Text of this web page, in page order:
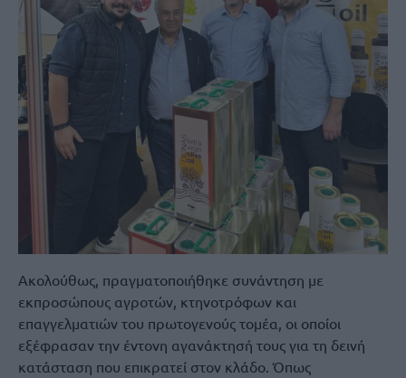
Ακολούθως, πραγματοποιήθηκε συνάντηση με
εκπροσώπους αγροτών, κτηνοτρόφων και
επαγγελματιών του πρωτογενούς τομέα, οι οποίοι
εξέφρασαν την έντονη αγανάκτησή τους για τη δεινή
κατάσταση που επικρατεί στον κλάδο. Όπως